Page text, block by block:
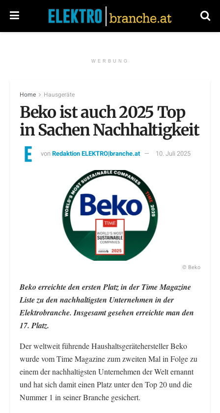
WERBUNG
Home Hausgeräte
Beko ist auch 2025 Top
in Sachen Nachhaltigkeit
vonRedaktion ELEKTRO|branche.at 10. Juli 2025
© Beko
Beko erreichte den ersten Platz in der Time Magazine
Liste zu den nachhaltigsten Unternehmen in der
Elektrobranche. Insgesamt gesehen erreichte man den
17. Platz.
Der weltweit führende Haushaltsgerätehersteller Beko
wurde vom Time Magazine zum zweiten Mal in Folge zu
einem der nachhaltigsten Unternehmen der Welt ernannt
und hat sich damit einen Platz unter den Top 20 und die
Nummer 1 in seiner Branche gesichert.